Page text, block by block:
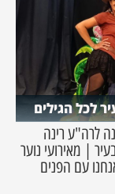
לכל הגילים
לרה"ע רינה
| מאירועי נוער
עם הפנים